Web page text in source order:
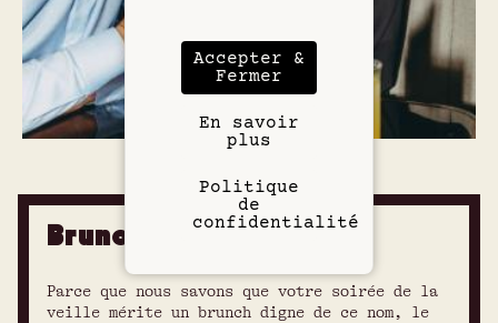
Brunch du Weekend
Parce que nous savons que votre soirée de la
veille mérite un brunch digne de ce nom, le
Accepter &
Fermer
En savoir
plus
Politique
de
confidentialité